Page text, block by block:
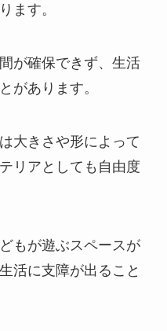
ます。
が確保できず、生活
があります。
大きさや形によって
リアとしても自由度
もが遊ぶスペースが
活に支障が出ること